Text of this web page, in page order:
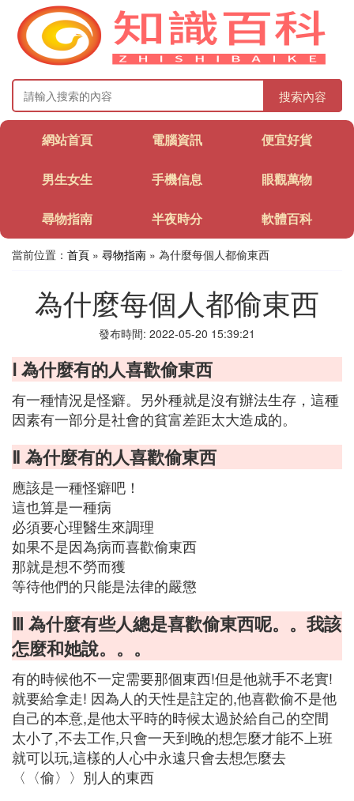
搜索內容
網站首頁 電腦資訊 便宜好貨
男生女生 手機信息 眼觀萬物
尋物指南 半夜時分 軟體百科
當前位置： 首頁 » 尋物指南 » 為什麼每個人都偷東西
為什麼每個人都偷東西
發布時間: 2022-05-20 15:39:21
Ⅰ 為什麼有的人喜歡偷東西
有一種情況是怪癖。另外種就是沒有辦法生存，這種
因素有一部分是社會的貧富差距太大造成的。
Ⅱ 為什麼有的人喜歡偷東西
應該是一種怪癖吧！
這也算是一種病
必須要心理醫生來調理
如果不是因為病而喜歡偷東西
那就是想不勞而獲
等待他們的只能是法律的嚴懲
Ⅲ 為什麼有些人總是喜歡偷東西呢。。我該
怎麼和她說。。。
有的時候他不一定需要那個東西!但是他就手不老實!
就要給拿走! 因為人的天性是註定的,他喜歡偷不是他
自己的本意,是他太平時的時候太過於給自己的空間
太小了,不去工作,只會一天到晚的想怎麼才能不上班
就可以玩,這樣的人心中永遠只會去想怎麼去
〈〈偷〉〉別人的東西